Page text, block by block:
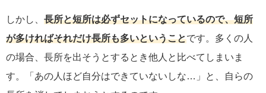
しかし、 長所と短所は必ずセットになっているので、短所
が多ければそれだけ長所も多いということです。多くの人
の場合、長所を出そうとするとき他人と比べてしまいま
す。「あの人ほど自分はできていないしな…」と、自らの